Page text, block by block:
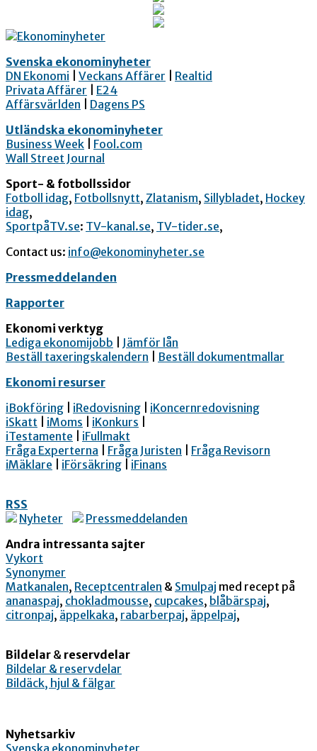
Svenska ekonominyheter
DN Ekonomi
Veckans Affärer
Realtid
Privata Affärer
E24
Affärsvärlden
Dagens PS
Utländska ekonominyheter
Business Week
Fool.com
Wall Street Journal
Sport- & fotbollssidor
Fotboll idag, Fotbollsnytt, Zlatanism, Sillybladet, Hockey
idag,
SportpåTV.se: TV-kanal.se, TV-tider.se,
Contact us: info@ekonominyheter.se
Pressmeddelanden
Rapporter
Ekonomi verktyg
Lediga ekonomijobb
Jämför lån
Beställ taxeringskalendern
Beställ dokumentmallar
Ekonomi resurser
iBokföring
iRedovisning
iKoncernredovisning
iSkatt
iMoms iKonkurs
iTestamente
iFullmakt
Fråga Experterna
Fråga Juristen
Fråga Revisorn
iMäklare
iFörsäkring iFinans
RSS
Nyheter
Pressmeddelanden
Andra intressanta sajter
Vykort
Synonymer
Matkanalen, Receptcentralen & Smulpaj med recept på
ananaspaj, chokladmousse, cupcakes, blåbärspaj,
citronpaj, äppelkaka, rabarberpaj, äppelpaj,
Bildelar & reservdelar
Bildelar & reservdelar
Bildäck, hjul & fälgar
Nyhetsarkiv